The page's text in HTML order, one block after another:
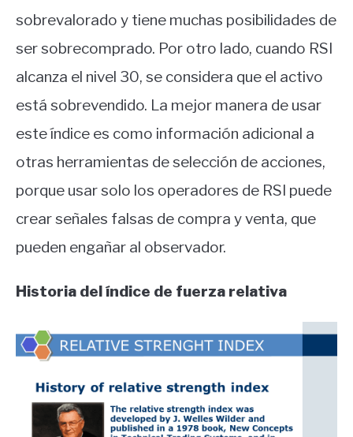
sobrevalorado y tiene muchas posibilidades de
ser sobrecomprado. Por otro lado, cuando RSI
alcanza el nivel 30, se considera que el activo
está sobrevendido. La mejor manera de usar
este índice es como información adicional a
otras herramientas de selección de acciones,
porque usar solo los operadores de RSI puede
crear señales falsas de compra y venta, que
pueden engañar al observador.
Historia del índice de fuerza relativa